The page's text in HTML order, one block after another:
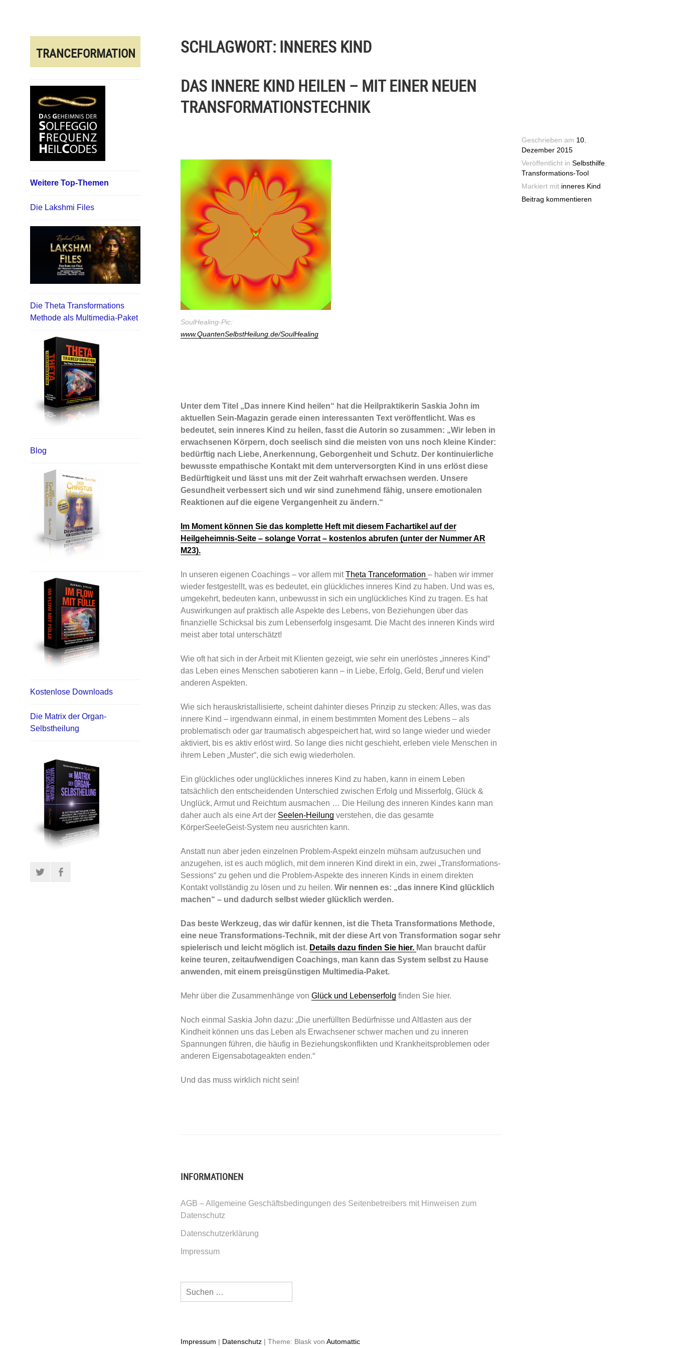
TRANCEFORMATION
Weitere Top-Themen
Die Lakshmi Files
Die Theta Transformations
Methode als Multimedia-Paket
Blog
Kostenlose Downloads
Die Matrix der Organ-
Selbstheilung
Twitter
SCHLAGWORT: INNERES KIND
DAS INNERE KIND HEILEN – MIT EINER NEUEN
TRANSFORMATIONSTECHNIK
Geschrieben am 10.
Dezember 2015
Veröffentlicht inSelbsthilfe
Transformations-Tool
Markiert mit inneres Kind
Beitrag kommentieren
SoulHealing-Pic:
www.QuantenSelbstHeilung.de/SoulHealing
Unter dem Titel „Das innere Kind heilen“ hat die Heilpraktikerin Saskia John im
aktuellen Sein-Magazin gerade einen interessanten Text veröffentlicht. Was es
bedeutet, sein inneres Kind zu heilen, fasst die Autorin so zusammen: „Wir leben in
erwachsenen Körpern, doch seelisch sind die meisten von uns noch kleine Kinder:
bedürftig nach Liebe, Anerkennung, Geborgenheit und Schutz. Der kontinuierliche
bewusste empathische Kontakt mit dem unterversorgten Kind in uns erlöst diese
Bedürftigkeit und lässt uns mit der Zeit wahrhaft erwachsen werden. Unsere
Gesundheit verbessert sich und wir sind zunehmend fähig, unsere emotionalen
Reaktionen auf die eigene Vergangenheit zu ändern.“
Im Moment können Sie das komplette Heft mit diesem Fachartikel auf der
Heilgeheimnis-Seite – solange Vorrat – kostenlos abrufen (unter der Nummer AR
M23).
In unseren eigenen Coachings – vor allem mitTheta Tranceformation – haben wir immer
wieder festgestellt, was es bedeutet, ein glückliches inneres Kind zu haben. Und was es,
umgekehrt, bedeuten kann, unbewusst in sich ein unglückliches Kind zu tragen. Es hat
Auswirkungen auf praktisch alle Aspekte des Lebens, von Beziehungen über das
finanzielle Schicksal bis zum Lebenserfolg insgesamt. Die Macht des inneren Kinds wird
meist aber total unterschätzt!
Wie oft hat sich in der Arbeit mit Klienten gezeigt, wie sehr ein unerlöstes „inneres Kind“
das Leben eines Menschen sabotieren kann – in Liebe, Erfolg, Geld, Beruf und vielen
anderen Aspekten.
Wie sich herauskristallisierte, scheint dahinter dieses Prinzip zu stecken: Alles, was das
innere Kind – irgendwann einmal, in einem bestimmten Moment des Lebens – als
problematisch oder gar traumatisch abgespeichert hat, wird so lange wieder und wieder
aktiviert, bis es aktiv erlöst wird. So lange dies nicht geschieht, erleben viele Menschen in
ihrem Leben „Muster“, die sich ewig wiederholen.
Ein glückliches oder unglückliches inneres Kind zu haben, kann in einem Leben
tatsächlich den entscheidenden Unterschied zwischen Erfolg und Misserfolg, Glück &
Unglück, Armut und Reichtum ausmachen … Die Heilung des inneren Kindes kann man
daher auch als eine Art der Seelen-Heilung verstehen, die das gesamte
KörperSeeleGeist-System neu ausrichten kann.
Anstatt nun aber jeden einzelnen Problem-Aspekt einzeln mühsam aufzusuchen und
anzugehen, ist es auch möglich, mit dem inneren Kind direkt in ein, zwei „Transformations-
Sessions“ zu gehen und die Problem-Aspekte des inneren Kinds in einem direkten
Kontakt vollständig zu lösen und zu heilen. Wir nennen es: „das innere Kind glücklich
machen“ – und dadurch selbst wieder glücklich werden.
Das beste Werkzeug, das wir dafür kennen, ist die Theta Transformations Methode,
eine neue Transformations-Technik, mit der diese Art von Transformation sogar sehr
spielerisch und leicht möglich ist. Details dazu finden Sie hier. Man braucht dafür
keine teuren, zeitaufwendigen Coachings, man kann das System selbst zu Hause
anwenden, mit einem preisgünstigen Multimedia-Paket.
Mehr über die Zusammenhänge von Glück und Lebenserfolg finden Sie hier.
Noch einmal Saskia John dazu: „Die unerfüllten Bedürfnisse und Altlasten aus der
Kindheit können uns das Leben als Erwachsener schwer machen und zu inneren
Spannungen führen, die häufig in Beziehungskonflikten und Krankheitsproblemen oder
anderen Eigensabotageakten enden.“
Und das muss wirklich nicht sein!
INFORMATIONEN
AGB – Allgemeine Geschäftsbedingungen des Seitenbetreibers mit Hinweisen zum
Datenschutz
Datenschutzerklärung
Impressum
Suchen
Impressum | Datenschutz | Theme: Blask von Automattic